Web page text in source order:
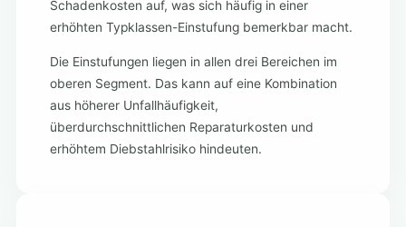
Schadenkosten auf, was sich häufig in einer
erhöhten Typklassen-Einstufung bemerkbar macht.
Die Einstufungen liegen in allen drei Bereichen im
oberen Segment. Das kann auf eine Kombination
aus höherer Unfallhäufigkeit,
überdurchschnittlichen Reparaturkosten und
erhöhtem Diebstahlrisiko hindeuten.